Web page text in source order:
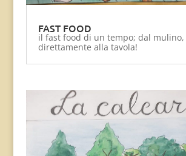
FAST FOOD
il fast food di un tempo; dal mulino,
direttamente alla tavola!